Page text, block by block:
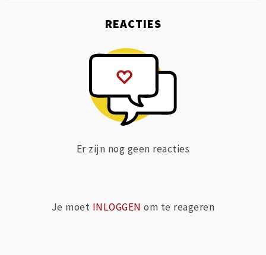
REACTIES
Er zijn nog geen reacties
Je moet INLOGGEN om te reageren